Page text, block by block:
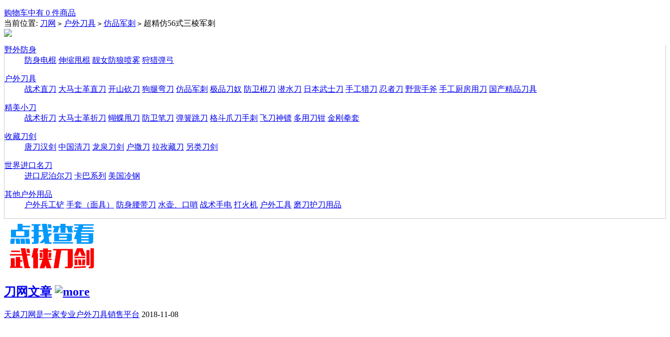
购物车中有 0 件商品
当前位置: 刀网 > 户外刀具 > 仿品军刺 > 超精仿56式三棱军刺
野外防身
防身电棍 伸缩甩棍 靓女防狼喷雾 狩猎弹弓
户外刀具
战术直刀 大马士革直刀 开山砍刀 狗腿弯刀 仿品军刺 极品刀奴 防卫棍刀 潜水刀 日本武士刀 手工猎刀 忍者刀 野营手斧 手工厨房用刀 国产精品刀具
精美小刀
战术折刀 大马士革折刀 蝴蝶甩刀 防卫笔刀 弹簧跳刀 格斗爪刀手刺 飞刀神镖 多用刀钳 金刚拳套
收藏刀剑
唐刀汉剑 中国清刀 龙泉刀剑 户撒刀 拉孜藏刀 另类刀剑
世界进口名刀
进口尼泊尔刀 卡巴系列 美国冷钢
其他户外用品
户外兵工铲 手套（面具） 防身腰带刀 水壶、口哨 战术手电 打火机 户外工具 磨刀护刀用品
刀网文章
天越刀网是一家专业户外刀具销售平台 2018-11-08